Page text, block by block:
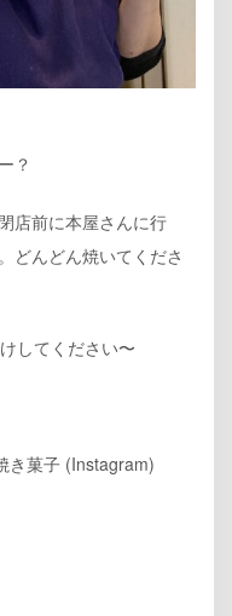
？
店前に本屋さんに行
どんどん焼いてくださ
してください〜
き菓子 (Instagram)